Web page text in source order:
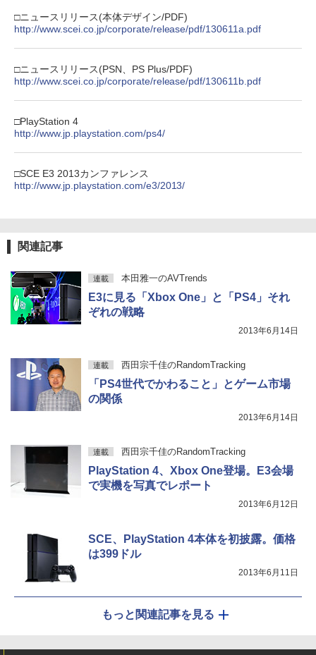
□ニュースリリース(本体デザイン/PDF)
http://www.scei.co.jp/corporate/release/pdf/130611a.pdf
□ニュースリリース(PSN、PS Plus/PDF)
http://www.scei.co.jp/corporate/release/pdf/130611b.pdf
□PlayStation 4
http://www.jp.playstation.com/ps4/
□SCE E3 2013カンファレンス
http://www.jp.playstation.com/e3/2013/
関連記事
連載 本田雅一のAVTrends
E3に見る「Xbox One」と「PS4」それ
ぞれの戦略
2013年6月14日
連載 西田宗千佳のRandomTracking
「PS4世代でかわること」とゲーム市場
の関係
2013年6月14日
連載 西田宗千佳のRandomTracking
PlayStation 4、Xbox One登場。E3会場
で実機を写真でレポート
2013年6月12日
SCE、PlayStation 4本体を初披露。価格
は399ドル
2013年6月11日
もっと関連記事を見る